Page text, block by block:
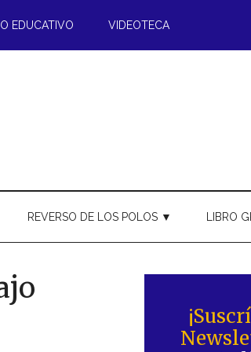
EDUCATIVO VIDEOTECA
REVERSO DE LOS POLOS ▼ LIBRO
lateral
principal